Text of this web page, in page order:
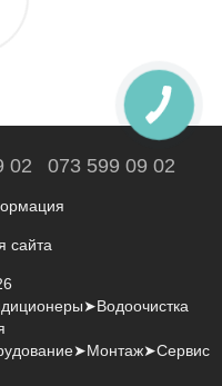
02 073 599 09 02
сайта